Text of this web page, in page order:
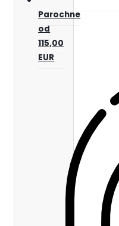
Parochne
od
115,00
EUR